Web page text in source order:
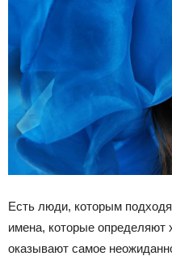
Есть люди, которым
имена, которые определяют
оказывают самое